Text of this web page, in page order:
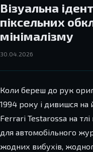
Візуальна
піксельних
мінімалізму
30.04.2026
Коли береш до рук
1994 року і дивишся на
Ferrari Testarossa на тлі
для автомобільного
жодних вибухів,